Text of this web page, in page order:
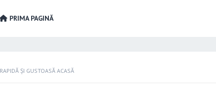
PRIMA PAGINĂ
ȘI GUSTOASĂ ACASĂ